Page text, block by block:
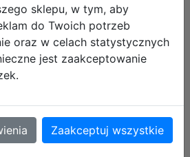
16,53 zł
KOSZYKA
sklepu, w tym, aby
do Twoich potrzeb
oraz w celach statystycznych
jest zaakceptowanie
Zaakceptuj wszystkie